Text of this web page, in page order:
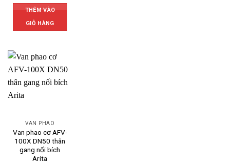
THÊM VÀO
GIỎ HÀNG
VAN PHAO
Van phao cơ AFV-
100X DN50 thân
gang nối bích
Arita